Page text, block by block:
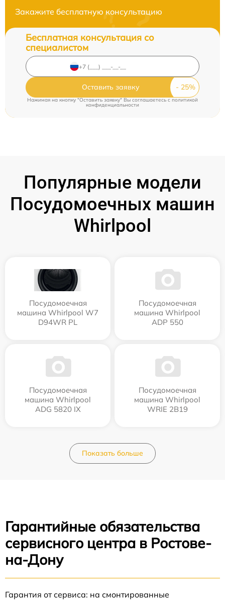
Закажите бесплатную консультацию
Бесплатная консультация со
специалистом
Оставить заявку
Нажимая на кнопку "Оставить заявку" Вы соглашаетесь c политикой
конфиденциальности
Популярные модели
Посудомоечных машин
Whirlpool
Посудомоечная
машина Whirlpool W7
D94WR PL
Посудомоечная
машина Whirlpool
ADP 550
Посудомоечная
машина Whirlpool
ADG 5820 IX
Посудомоечная
машина Whirlpool
WRIE 2B19
Показать больше
Гарантийные обязательства
сервисного центра в Ростове-
на-Дону
Гарантия от сервиса: на смонтированные